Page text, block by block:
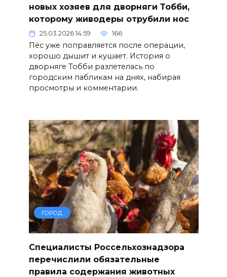
новых хозяев для дворняги Тобби,
которому живодеры отрубили нос
25.03.2026 14:59 166
Пёс уже поправляется после операции,
хорошо дышит и кушает. История о
дворняге Тобби разлетелась по
городским пабликам на днях, набирая
просмотры и комментарии.
ГОРОД
Специалисты Россельхознадзора
перечислили обязательные
правила содержания животных